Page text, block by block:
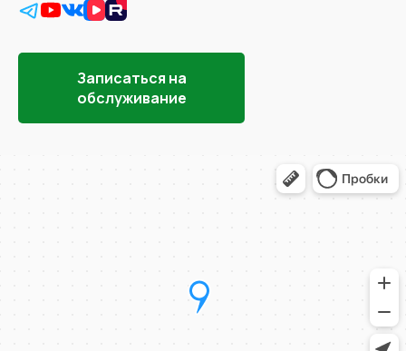
Записаться на
обслуживание